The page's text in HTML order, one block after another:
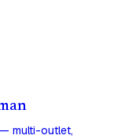
multi-outlet,